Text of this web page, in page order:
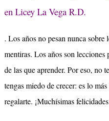
en Licey La Vega R.D.
. Los años no pesan nunca sobre
mentiras. Los años son lecciones
de las que aprender. Por eso, no
tengas miedo de crecer: es lo
regalarte. ¡Muchísimas